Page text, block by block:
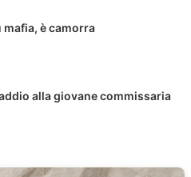
mafia, è camorra
alla giovane commissaria